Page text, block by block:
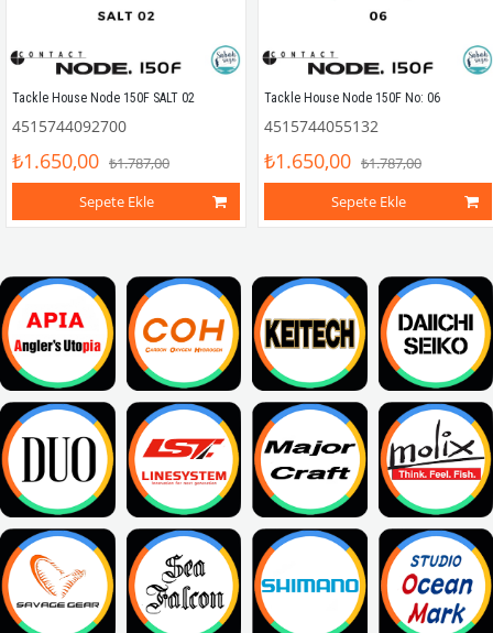
Tackle House Node 150F SALT 02
4515744092700
₺1.650,00 ₺1.787,00
Sepete Ekle
Tackle House Node 150F No: 06
4515744055132
₺1.650,00 ₺1.787,00
Sepete Ekle